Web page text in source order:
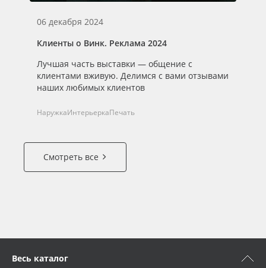
06 декабря 2024
Клиенты о Винк. Реклама 2024
Лучшая часть выставки — общение с
клиентами вживую. Делимся с вами отзывами
наших любимых клиентов
НаружкаИнтерьеркаПечать
Смотреть все
Весь каталог